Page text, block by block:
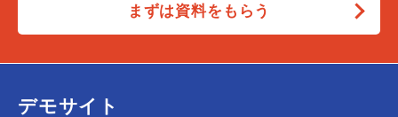
まずは資料をもらう
デモサイト